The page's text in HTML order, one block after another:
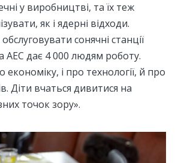
у виробництві, та їх теж
як і ядерні відходи.
сонячні станції
АЕС дає 4 000 людям роботу.
економіку, і про технології, й про
Діти вчаться дивитися на
точок зору».